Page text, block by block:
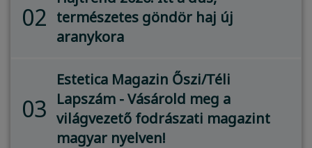
02 természetes göndör haj új
aranykora
03
Estetica Magazin Őszi/Téli
Lapszám - Vásárold meg a
világvezető fodrászati magazint
magyar nyelven!